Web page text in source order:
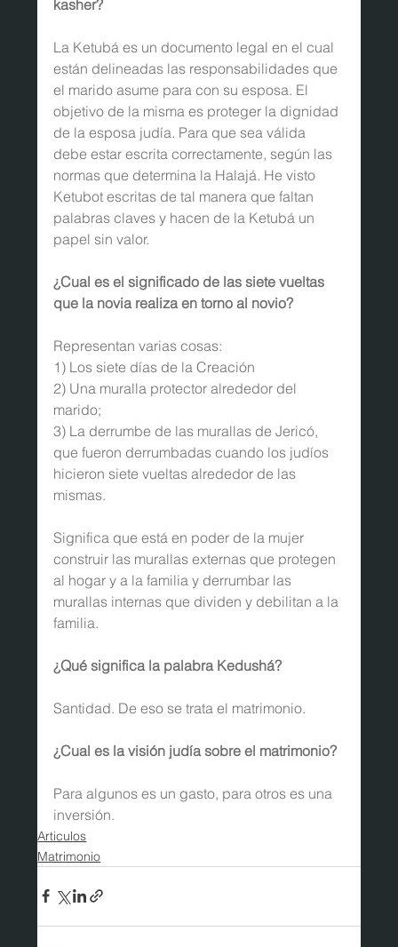
kasher?
La Ketubá es un documento legal en el cual
están delineadas las responsabilidades que
el marido asume para con su esposa. El
objetivo de la misma es proteger la dignidad
de la esposa judía. Para que sea válida
debe estar escrita correctamente, según las
normas que determina la Halajá. He visto
Ketubot escritas de tal manera que faltan
palabras claves y hacen de la Ketubá un
papel sin valor.
¿Cual es el significado de las siete vueltas
que la novia realiza en torno al novio?
Representan varias cosas:
1) Los siete días de la Creación
2) Una muralla protector alrededor del
marido;
3) La derrumbe de las murallas de Jericó,
que fueron derrumbadas cuando los judíos
hicieron siete vueltas alrededor de las
mismas.
Significa que está en poder de la mujer
construir las murallas externas que protegen
al hogar y a la familia y derrumbar las
murallas internas que dividen y debilitan a la
familia.
¿Qué significa la palabra Kedushá?
Santidad. De eso se trata el matrimonio.
¿Cual es la visión judía sobre el matrimonio?
Para algunos es un gasto, para otros es una
inversión.
Articulos
Matrimonio